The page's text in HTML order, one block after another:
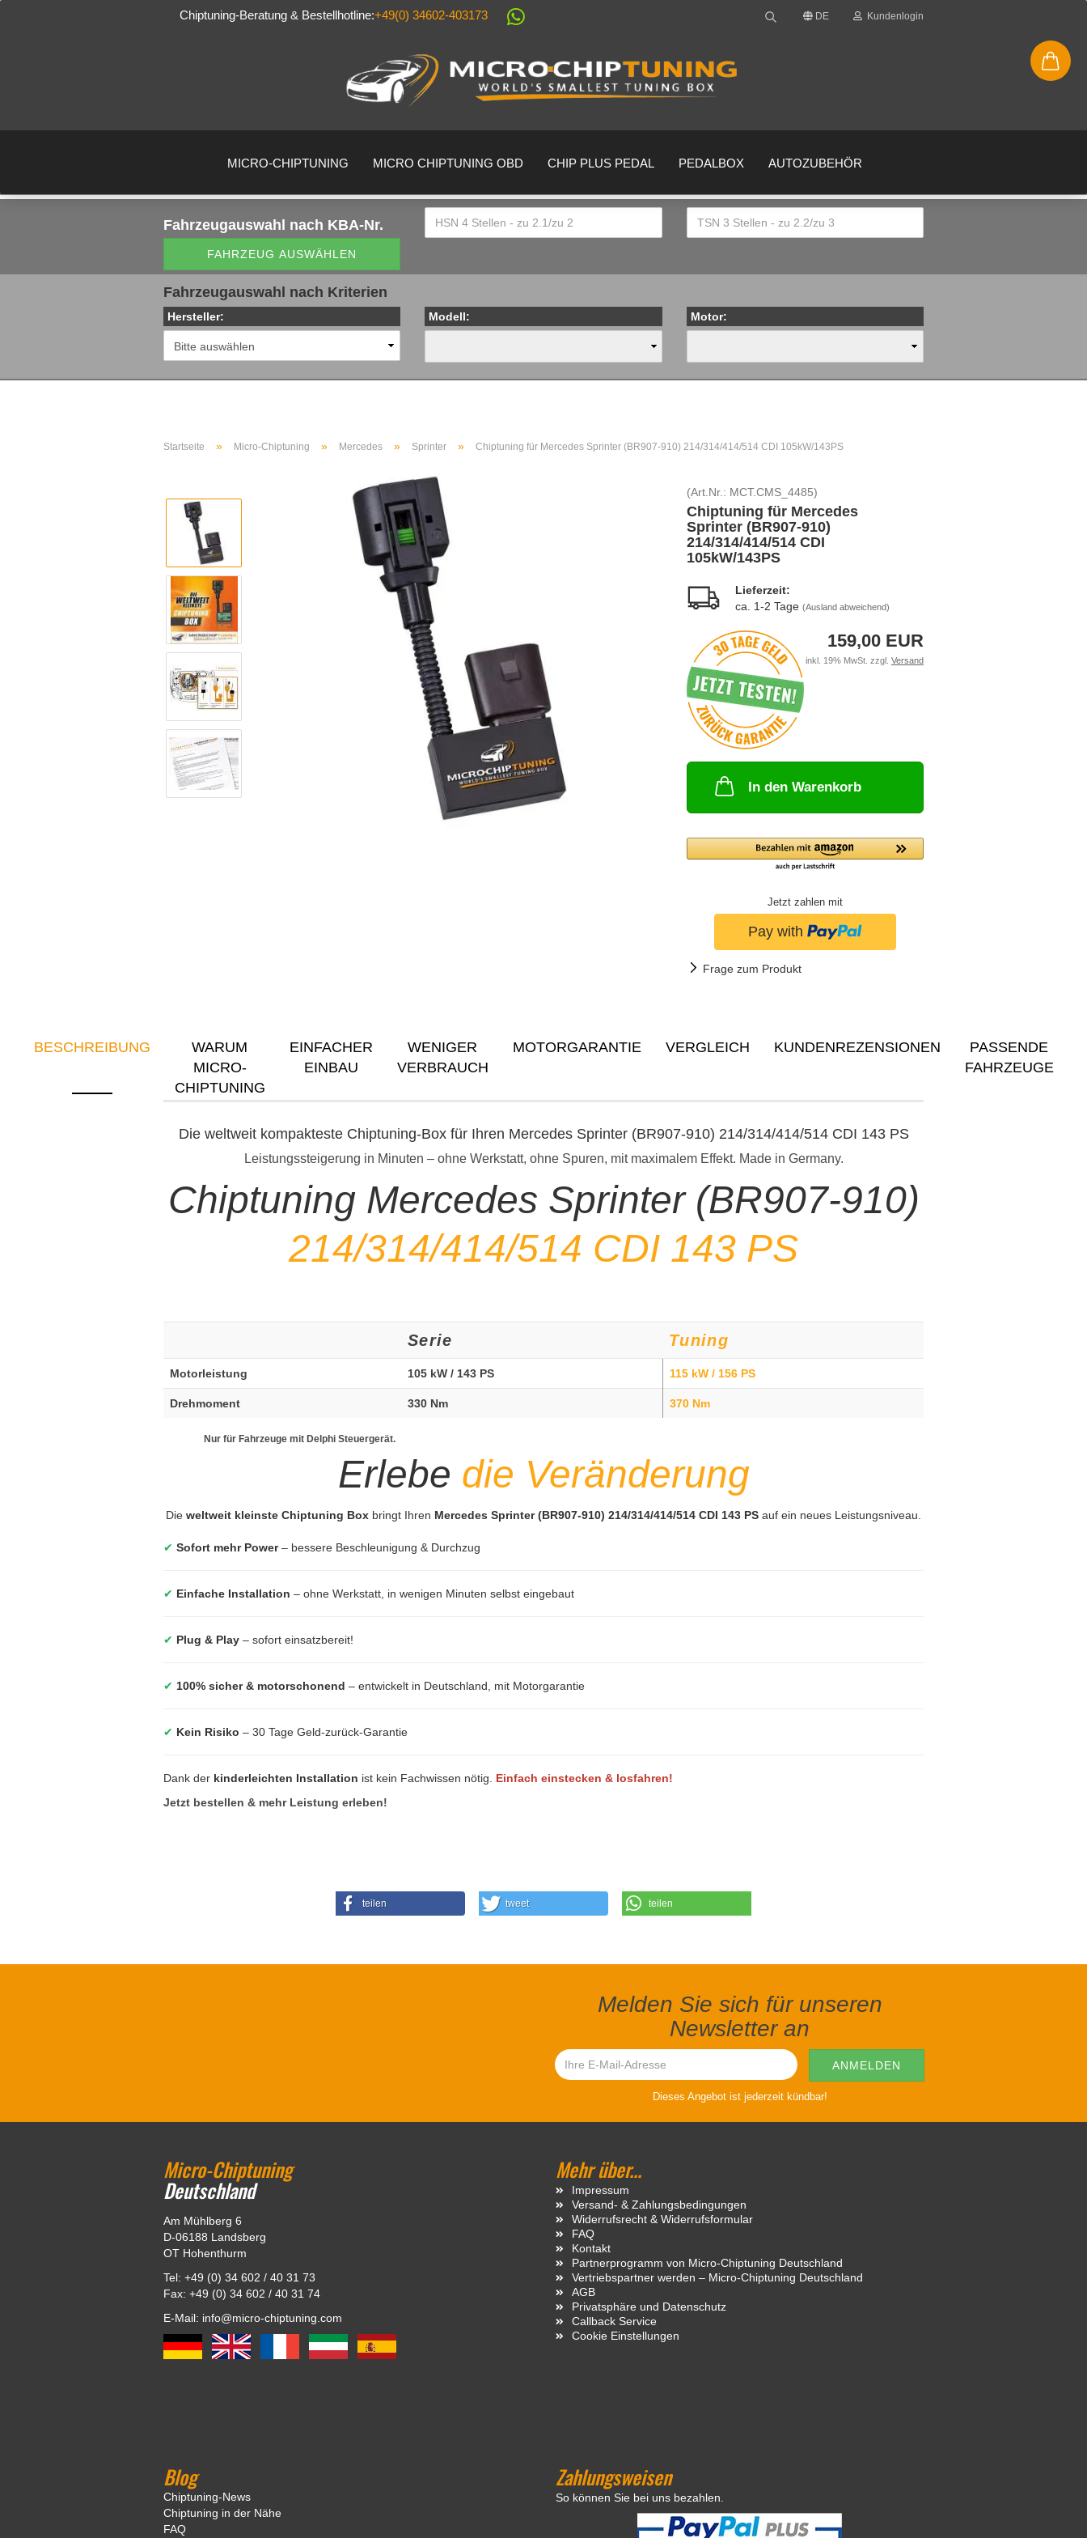
Chiptuning-Beratung & Bestellhotline:+49(0) 34602-403173 DE
Sprache auswählen
Kundenlogin
MICRO-CHIPTUNING MICRO CHIPTUNING OBD CHIP PLUS PEDAL PEDALBOX AUTOZUBEHÖR
Fahrzeugauswahl nach KBA-Nr.
FAHRZEUG AUSWÄHLEN
Fahrzeugauswahl nach Kriterien
Hersteller: Modell: Motor:
Startseite » Micro-Chiptuning » Mercedes » Sprinter » Chiptuning für Mercedes Sprinter (BR907-910) 214/314/414/514 CDI 105kW/143PS
(Art.Nr.: MCT.CMS_4485)
Chiptuning für Mercedes
Sprinter (BR907-910)
214/314/414/514 CDI
105kW/143PS
Lieferzeit:
ca. 1-2 Tage (Ausland abweichend)
159,00 EUR
inkl. 19% MwSt. zzgl. Versand
In den Warenkorb
Jetzt zahlen mit
Frage zum Produkt
BESCHREIBUNG
WARUM
MICRO-
CHIPTUNING
EINFACHER
EINBAU
WENIGER
VERBRAUCH
MOTORGARANTIE VERGLEICH KUNDENREZENSIONEN
PASSENDE
FAHRZEUGE
Die weltweit kompakteste Chiptuning-Box für Ihren Mercedes Sprinter (BR907-910) 214/314/414/514 CDI 143 PS
Leistungssteigerung in Minuten – ohne Werkstatt, ohne Spuren, mit maximalem Effekt. Made in Germany.
Chiptuning Mercedes Sprinter (BR907-910)
214/314/414/514 CDI 143 PS
Serie Tuning
Motorleistung 105 kW / 143 PS 115 kW / 156 PS
Drehmoment 330 Nm 370 Nm
Nur für Fahrzeuge mit Delphi Steuergerät.
Erlebe die Veränderung
Die weltweit kleinste Chiptuning Box bringt Ihren Mercedes Sprinter (BR907-910) 214/314/414/514 CDI 143 PS auf ein neues Leistungsniveau.
✔ Sofort mehr Power– bessere Beschleunigung & Durchzug
✔ Einfache Installation – ohne Werkstatt, in wenigen Minuten selbst eingebaut
✔ Plug & Play – sofort einsatzbereit!
✔ 100% sicher & motorschonend – entwickelt in Deutschland, mit Motorgarantie
✔ Kein Risiko – 30 Tage Geld-zurück-Garantie
Dank der kinderleichten Installation ist kein Fachwissen nötig. Einfach einstecken & losfahren!
Jetzt bestellen & mehr Leistung erleben!
teilen tweet teilen
Melden Sie sich für unseren
Newsletter an
Dieses Angebot ist jederzeit kündbar!
Micro-Chiptuning
Deutschland
Am Mühlberg 6
D-06188 Landsberg
OT Hohenthurm
Tel: +49 (0) 34 602 / 40 31 73
Fax: +49 (0) 34 602 / 40 31 74
E-Mail: info@micro-chiptuning.com
Mehr über...
Impressum
Versand- & Zahlungsbedingungen
Widerrufsrecht & Widerrufsformular
FAQ
Kontakt
Partnerprogramm von Micro-Chiptuning Deutschland
Vertriebspartner werden – Micro-Chiptuning Deutschland
AGB
Privatsphäre und Datenschutz
Callback Service
Cookie Einstellungen
Blog
Chiptuning-News
Chiptuning in der Nähe
FAQ
Zahlungsweisen
So können Sie bei uns bezahlen.